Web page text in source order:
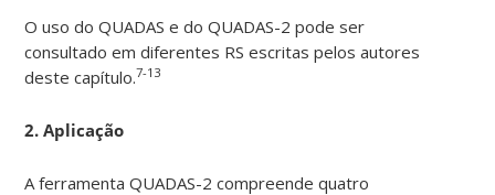
O uso do QUADAS e do QUADAS-2 pode ser
consultado em diferentes RS escritas pelos autores
deste capítulo.7-13
2. Aplicação
A ferramenta QUADAS-2 compreende quatro